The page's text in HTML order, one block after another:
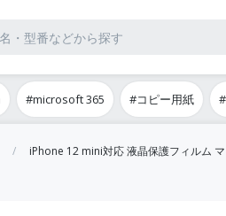
#microsoft 365 #コピー用紙
iPhone 12 mini対応 液晶保護フィルム マ